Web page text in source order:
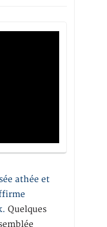
athée et
Quelques